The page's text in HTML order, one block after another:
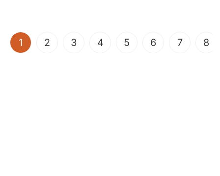
1 (current)
2 3 4 5 6 7 8